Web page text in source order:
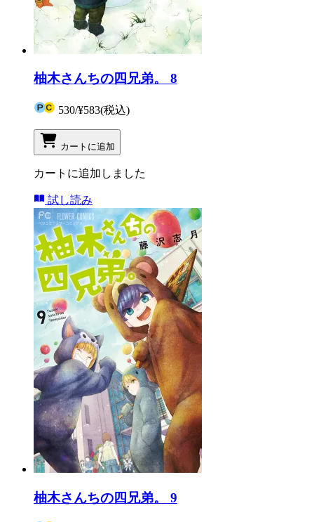
柚木さんちの四兄弟。 8
530/¥583(税込)
カートに追加
カートに追加しました
試し読み
柚木さんちの四兄弟。 9